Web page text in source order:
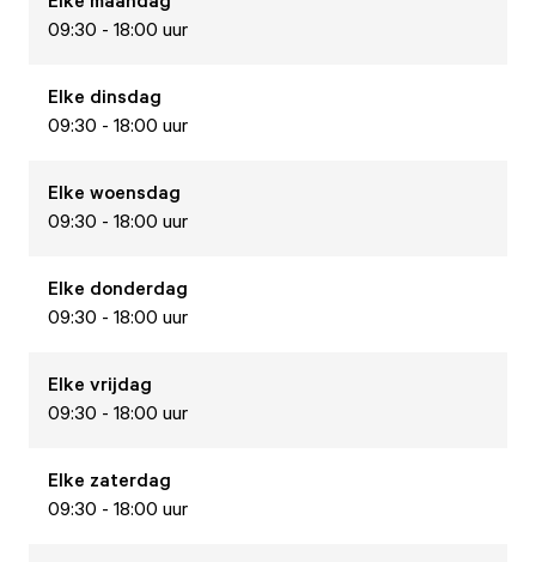
09:30 - 18:00 uur
Elke dinsdag
09:30 - 18:00 uur
Elke woensdag
09:30 - 18:00 uur
Elke donderdag
09:30 - 18:00 uur
Elke vrijdag
09:30 - 18:00 uur
Elke zaterdag
09:30 - 18:00 uur